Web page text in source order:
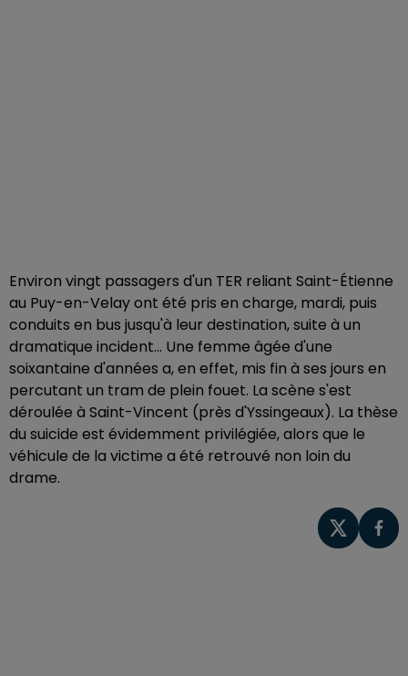
Environ vingt passagers d'un TER reliant Saint-Étienne
au Puy-en-Velay ont été pris en charge, mardi, puis
conduits en bus jusqu'à leur destination, suite à un
dramatique incident... Une femme âgée d'une
soixantaine d'années a, en effet, mis fin à ses jours en
percutant un tram de plein fouet. La scène s'est
déroulée à Saint-Vincent (près d'Yssingeaux). La thèse
du suicide est évidemment privilégiée, alors que le
véhicule de la victime a été retrouvé non loin du
drame.